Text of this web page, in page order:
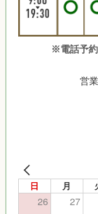
※電話予
営
日 月
26 27